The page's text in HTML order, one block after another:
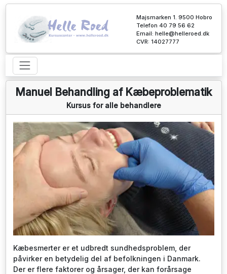
Majsmarken 1. 9500 Hobro
Telefon 40 79 56 62
Email: helle@helleroed.dk
CVR: 14027777
Manuel Behandling af Kæbeproblematik
Kursus for alle behandlere
Kæbesmerter er et udbredt sundhedsproblem, der
påvirker en betydelig del af befolkningen i Danmark.
Der er flere faktorer og årsager, der kan forårsage